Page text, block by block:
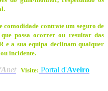
comodidade contrate um seguro de
possa ocorrer ou resultar das
e a sua equipa declinam qualquer
incidente.
net Visite: Portal d'Aveiro